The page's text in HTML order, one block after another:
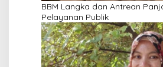
BBM Langka dan Antrean
Pelayanan Publik